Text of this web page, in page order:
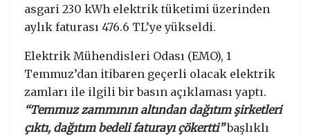
asgari 230 kWh elektrik tüketimi üzerinden
aylık faturası 476.6 TL’ye yükseldi.
Elektrik Mühendisleri Odası (EMO), 1
Temmuz’dan itibaren geçerli olacak elektrik
zamları ile ilgili bir basın açıklaması yaptı.
“Temmuz zammının altından dağıtım şirketleri
çıktı, dağıtım bedeli faturayı çökertti”başlıklı